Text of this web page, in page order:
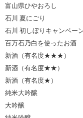
富山県ひやおろし
石川 夏にごり
石川 初しぼりキャンペー
百万石乃白を使ったお酒
新酒（有名度★★★）
新酒（有名度★★）
新酒（有名度★）
純米大吟醸
大吟醸